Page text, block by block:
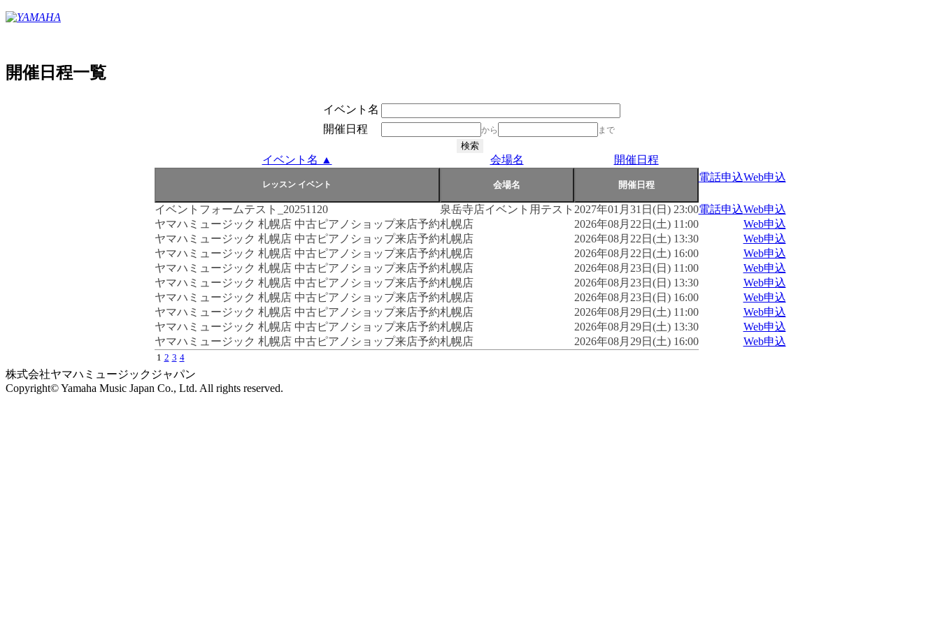
開催日程一覧
イベント名
開催日程
から まで
イベント名 ▲ 会場名
開催日程
電話申込Web申込
イベントフォームテスト_20251120 泉岳寺店イベント用テスト 2027年01月31日(日) 23:00電話申込Web申込
ヤマハミュージック 札幌店 中古ピアノショップ来店予約札幌店 2026年08月22日(土) 11:00
Web申込
ヤマハミュージック 札幌店 中古ピアノショップ来店予約札幌店 2026年08月22日(土) 13:30
Web申込
ヤマハミュージック 札幌店 中古ピアノショップ来店予約札幌店 2026年08月22日(土) 16:00
Web申込
ヤマハミュージック 札幌店 中古ピアノショップ来店予約札幌店 2026年08月23日(日) 11:00
Web申込
ヤマハミュージック 札幌店 中古ピアノショップ来店予約札幌店 2026年08月23日(日) 13:30
Web申込
ヤマハミュージック 札幌店 中古ピアノショップ来店予約札幌店 2026年08月23日(日) 16:00
Web申込
ヤマハミュージック 札幌店 中古ピアノショップ来店予約札幌店 2026年08月29日(土) 11:00
Web申込
ヤマハミュージック 札幌店 中古ピアノショップ来店予約札幌店 2026年08月29日(土) 13:30
Web申込
ヤマハミュージック 札幌店 中古ピアノショップ来店予約札幌店 2026年08月29日(土) 16:00 Web申込
1 2 3 4
株式会社ヤマハミュージックジャパン
Copyright© Yamaha Music Japan Co., Ltd. All rights reserved.